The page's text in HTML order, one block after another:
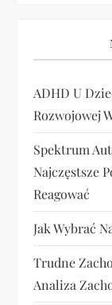
ADHD U
Rozwojowej
Spektrum
Najczęstsze
Reagować
Jak Wybrać
Trudne
Analiza